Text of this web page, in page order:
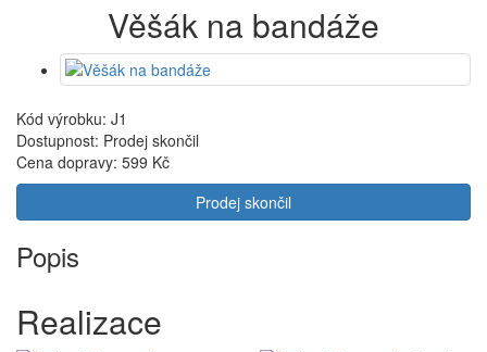
Věšák na bandáže
Kód výrobku: J1
Dostupnost: Prodej skončil
Cena dopravy: 599 Kč
Prodej skončil
Popis
Realizace